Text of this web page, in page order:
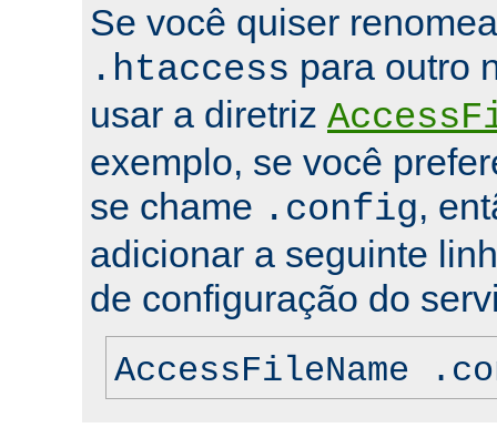
Se você quiser
.htaccess para outro
usar a diretriz
exemplo, se você
se chame .config,
adicionar a seguinte
de configuração do
AccessFileName